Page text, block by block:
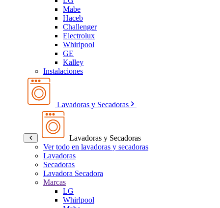
Mabe
Haceb
Challenger
Electrolux
Whirlpool
GE
Kalley
Instalaciones
Lavadoras y Secadoras
Lavadoras y Secadoras
Ver todo en lavadoras y secadoras
Lavadoras
Secadoras
Lavadora Secadora
Marcas
LG
Whirlpool